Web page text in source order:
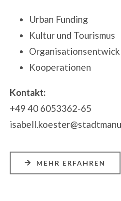
Urban Funding
Kultur und Tourismus
Kooperationen
Kontakt:
+49 40 6053362-65
MEHR ERFAHREN